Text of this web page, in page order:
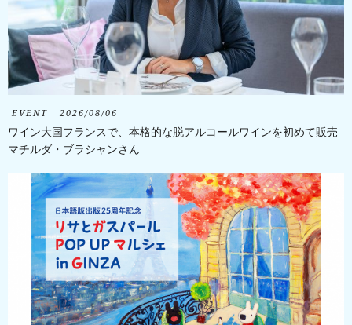
EVENT 2026/08/06
ワイン大国フランスで、本格的な脱アルコールワインを初めて販売
マチルダ・ブラシャンさん